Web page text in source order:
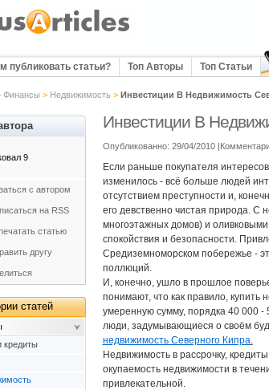
публиковать статьи? Топ Авторы Топ Статьи
Финансы > Недвижимость > Инвестиции В Недвижимость
Инвестиции В
Опубликованно: 29/04/2010
Если раньше покупателя
изменилось - всё больше людей
отсутствием преступности и,
его девственно чистая природа. С
многоэтажных домов) и
спокойствия и безопасности.
Средиземноморском побережье -
поллюций.
И, конечно, ушло в прошлое
понимают, что как правило,
умеренную сумму, порядка 40 000
люди, задумывающиеся о своём
недвижимость Северного Кипра.
Недвижимость в рассрочку,
окупаемость недвижимости в
привлекательной.
9
с автором
на RSS
статью
другу
статей
кредиты